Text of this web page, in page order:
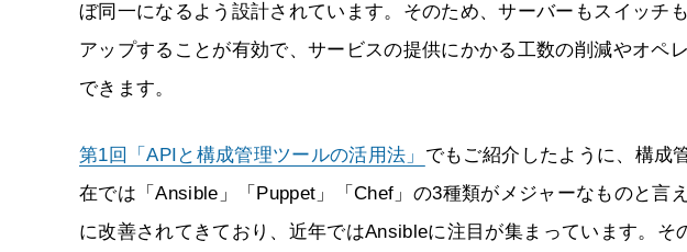
ぼ同一になるよう設計されています。そのため、サーバーもスイッチ
アップすることが有効で、サービスの提供にかかる工数の削減やオペ
できます。
第1回「APIと構成管理ツールの活用法」 でもご紹介したように、構成
在では「Ansible」「Puppet」「Chef」の3種類がメジャーなものと言
に改善されてきており、近年ではAnsibleに注目が集まっています。